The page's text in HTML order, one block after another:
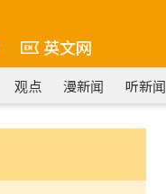
英文网
观点 漫新闻 听新闻